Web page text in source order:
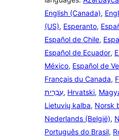
English (Canada),
(US), Esperanto,
Español de Chile,
Español de Ecuador,
México, Español de
Français du Canada,
עִבְרִית, Hrvatski,
Lietuvių kalba, Norsk
Nederlands (België),
Português do Brasil,